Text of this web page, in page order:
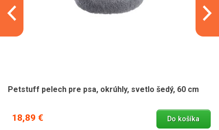
Petstuff pelech pre psa, okrúhly, svetlo šedý, 60 cm
18,89 € Do košíka